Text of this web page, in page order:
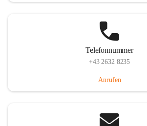
Telefonnummer
+43 2632 8235
Anrufen